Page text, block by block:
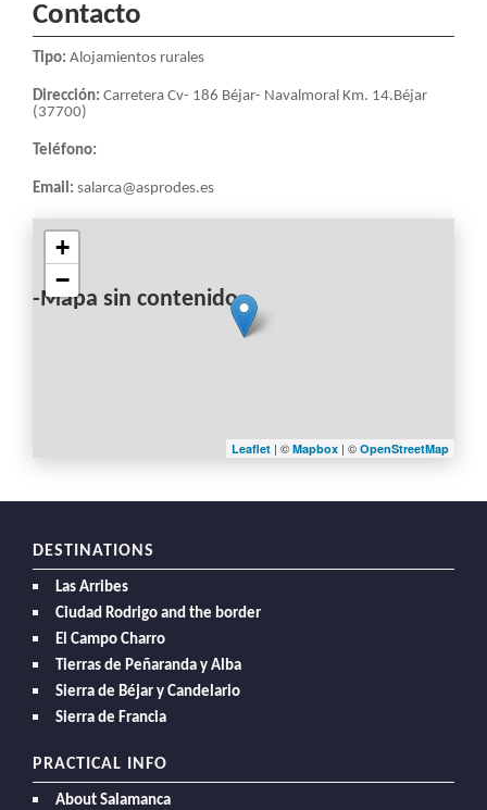
Contacto
Tipo: Alojamientos rurales
Dirección: Carretera Cv- 186 Béjar- Navalmoral Km. 14.Béjar
(37700)
Teléfono:
Email: salarca@asprodes.es
-Mapa sin contenido-
+
−
Leaflet | © Mapbox | © OpenStreetMap
DESTINATIONS
Las Arribes
Ciudad Rodrigo and the border
El Campo Charro
Tierras de Peñaranda y Alba
Sierra de Béjar y Candelario
Sierra de Francia
PRACTICAL INFO
About Salamanca